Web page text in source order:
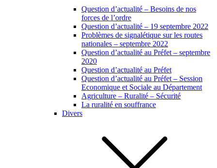
Question d’actualité – Besoins de nos
forces de l’ordre
Question d’actualité – 19 septembre 2022
Problèmes de signalétique sur les routes
nationales – septembre 2022
Question d’actualité au Préfet – septembre
2020
Question d’actualité au Préfet
Question d’actualité au Préfet – Session
Economique et Sociale au Département
Agriculture – Ruralité – Sécurité
La ruralité en souffrance
Divers